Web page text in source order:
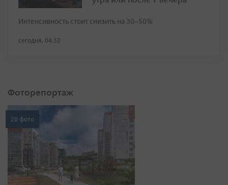
Интенсивность стоит снизить на 30–50%
сегодня, 04:32
Фоторепортаж
20 фото